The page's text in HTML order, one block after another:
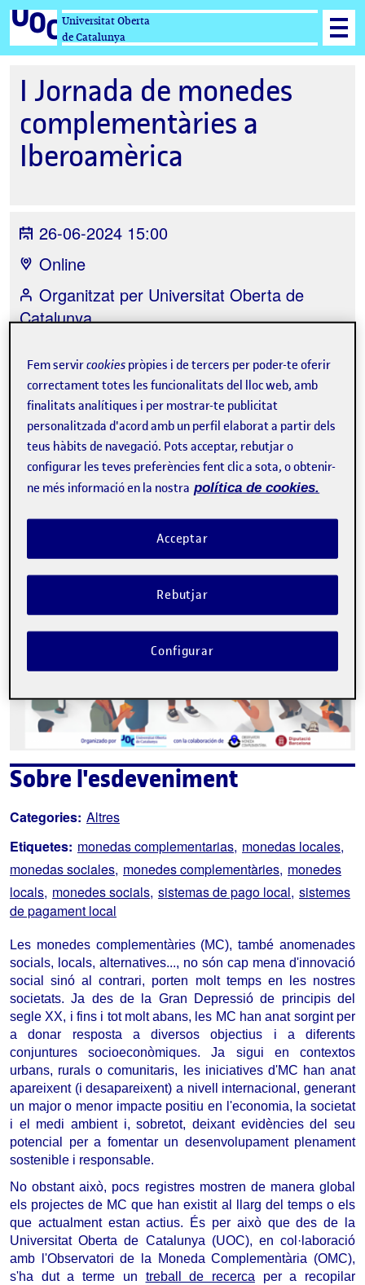
Universitat Oberta
de Catalunya
I Jornada de monedes
complementàries a
Iberoamèrica
26-06-2024 15:00
Online
Organitzat per Universitat Oberta de
Catalunya
Tweet
La inscripció ha finalitzat.
Contacte
Sobre l'esdeveniment
Categories: Altres
Etiquetes: monedas complementarias monedas locales
monedas sociales monedes complementàries monedes
locals monedes socials sistemas de pago local sistemes
de pagament local
Les monedes complementàries (MC), també anomenades
socials, locals, alternatives..., no són cap mena d'innovació
social sinó al contrari, porten molt temps en les nostres
societats. Ja des de la Gran Depressió de principis del
segle XX, i fins i tot molt abans, les MC han anat sorgint per
a donar resposta a diversos objectius i a diferents
conjuntures socioeconòmiques. Ja sigui en contextos
urbans, rurals o comunitaris, les iniciatives d'MC han anat
apareixent (i desapareixent) a nivell internacional, generant
un major o menor impacte positiu en l'economia, la societat
i el medi ambient i, sobretot, deixant evidències del seu
potencial per a fomentar un desenvolupament plenament
sostenible i responsable.
No obstant això, pocs registres mostren de manera global
els projectes de MC que han existit al llarg del temps o els
que actualment estan actius. És per això que des de la
Universitat Oberta de Catalunya (UOC), en col·laboració
amb l'Observatori de la Moneda Complementària (OMC),
s'ha dut a terme un treball de recerca per a recopilar
Fem servircookies pròpies i de tercers per poder-te oferir
correctament totes les funcionalitats del lloc web, amb
finalitats analítiques i per mostrar-te publicitat
personalitzada d'acord amb un perfil elaborat a partir dels
teus hàbits de navegació. Pots acceptar, rebutjar o
configurar les teves preferències fent clic a sota, o obtenir-
ne més informació en la nostra política de cookies.
Rebutjar
Acceptar
Configurar